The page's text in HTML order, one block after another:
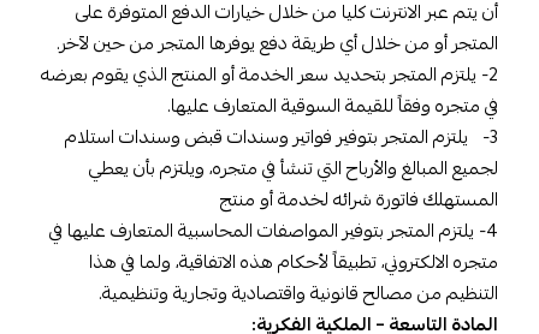
أن يتم عبر الانترنت كليا من خلال خيارات الدفع المتوفرة على
المتجر أو من خلال أي طريقة دفع يوفرها المتجر من حين لآخر.
2- يلتزم المتجر بتحديد سعر الخدمة أو المنتج الذي يقوم بعرضه
في متجره وفقاً للقيمة السوقية المتعارف عليها.
3- يلتزم المتجر بتوفير فواتير وسندات قبض وسندات استلام
لجميع المبالغ والأرباح التي تنشأ في متجره، ويلتزم بأن يعطي
المستهلك فاتورة شرائه لخدمة أو منتج
4- يلتزم المتجر بتوفير المواصفات المحاسبية المتعارف عليها في
متجره الالكتروني، تطبيقاً لأحكام هذه الاتفاقية، ولما في هذا
التنظيم من مصالح قانونية واقتصادية وتجارية وتنظيمية.
المادة التاسعة – الملكية الفكرية: